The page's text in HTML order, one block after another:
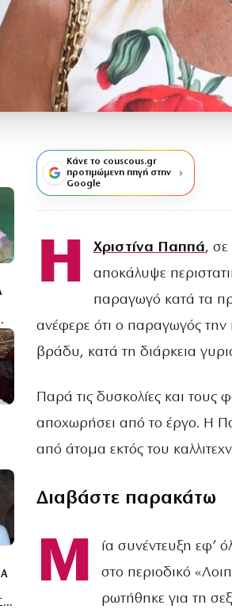
Κάνε το couscous.gr
προτιμώμενη πηγή στην
Google
Η Χριστίνα Παππά, σε
αποκάλυψε
παραγωγό κατά τα
ανέφερε ότι ο παραγωγός
βράδυ, κατά τη διάρκεια
Παρά τις δυσκολίες και
αποχωρήσει από το έργο. Η
από άτομα εκτός του
Διαβάστε παρακάτω
Μ ία συνέντευξη εφ’
στο περιοδικό
ρωτήθηκε για τη